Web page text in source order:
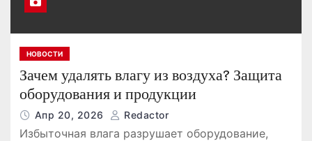
НОВОСТИ
Зачем удалять влагу из воздуха? Защита
оборудования и продукции
Апр 20, 2026 Redactor
Избыточная влага разрушает оборудование,